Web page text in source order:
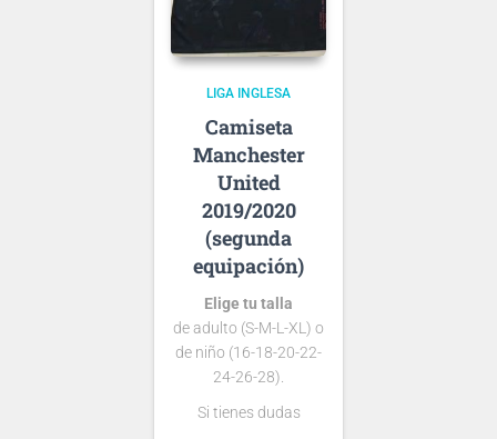
usaremos la de …
LIGA INGLESA
Manchester
United
2019/2020
(segunda
equipación)
Elige tu talla
de adulto (S-M-L-XL) o
de niño (16-18-20-22-
24-26-28).
Si tienes dudas